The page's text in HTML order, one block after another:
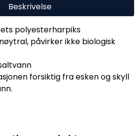
Beskrivelse
polyesterharpiks
påvirker ikke biologisk
forsiktig fra esken og skyll